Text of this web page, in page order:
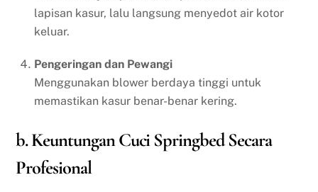
lapisan kasur, lalu langsung menyedot air kotor
keluar.
Pengeringan dan Pewangi
Menggunakan blower berdaya tinggi untuk
memastikan kasur benar-benar kering.
b. Keuntungan Cuci Springbed Secara
Profesional